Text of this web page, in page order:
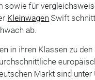
sowie für
Kleinwagen Swift
ab.
in ihren Klassen zu
Markt sind